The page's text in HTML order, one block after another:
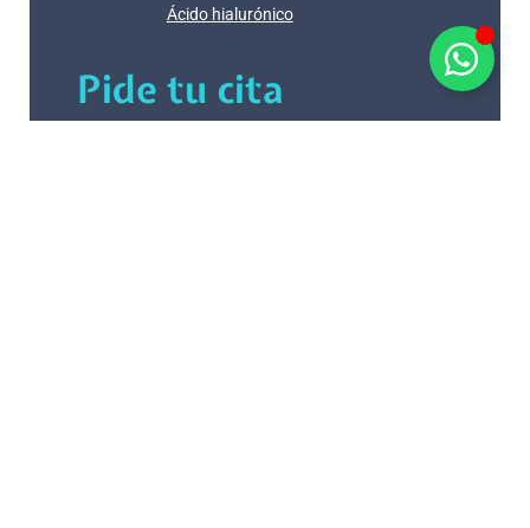
Ácido hialurónico
Pide tu cita